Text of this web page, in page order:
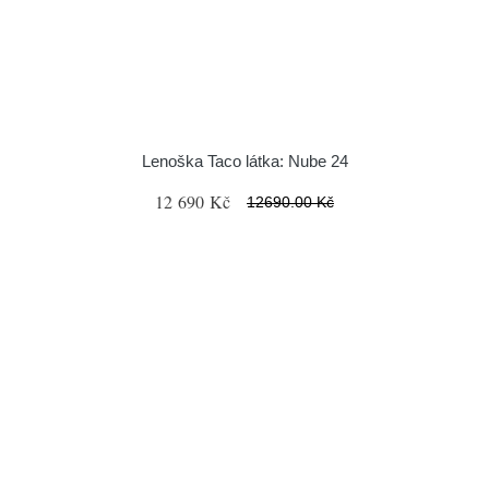
Lenoška Taco látka: Nube 24
12 690 Kč 12690.00 Kč